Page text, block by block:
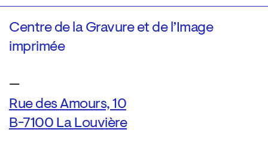
Centre de la Gravure et de l’Image
imprimée
—
Rue des Amours, 10
B-7100 La Louvière